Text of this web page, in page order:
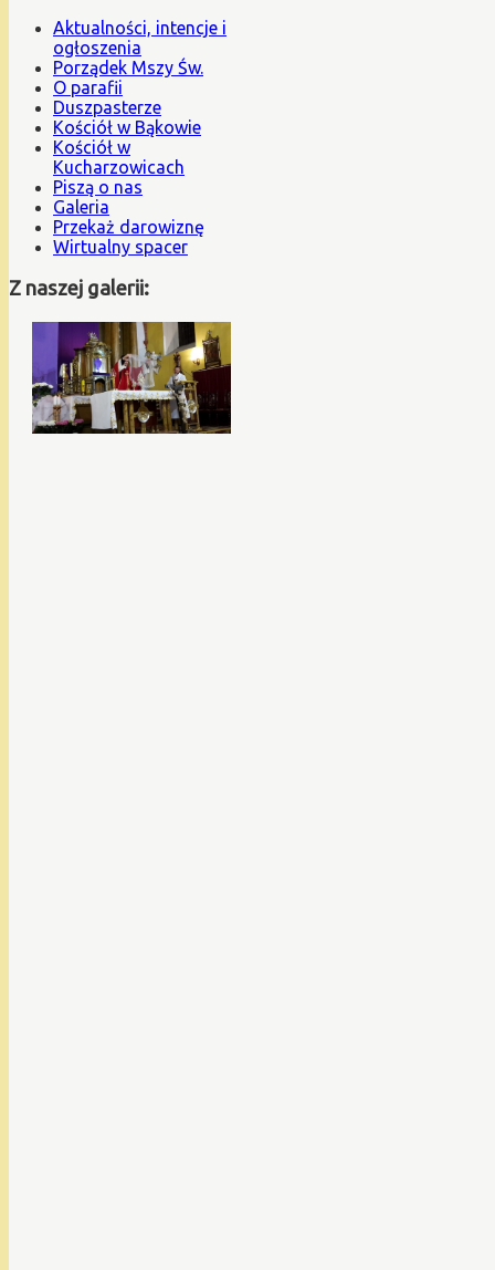
Aktualności, intencje i
ogłoszenia
Porządek Mszy Św.
O parafii
Duszpasterze
Kościół w Bąkowie
Kościół w
Kucharzowicach
Piszą o nas
Galeria
Przekaż darowiznę
Wirtualny spacer
Z naszej galerii: